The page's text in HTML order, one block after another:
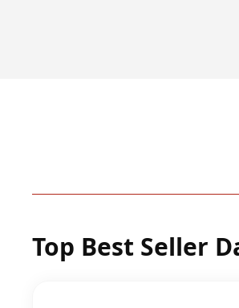
Top Best Seller